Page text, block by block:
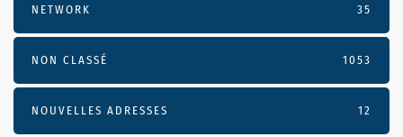
NETWORK 35
NON CLASSÉ 1053
NOUVELLES ADRESSES 12